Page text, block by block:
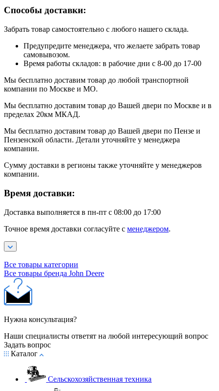
Способы доставки:
Забрать товар самостоятельно с любого нашего склада.
Предупредите менеджера, что желаете забрать товар
самовывозом.
Время работы складов: в рабочие дни с 8-00 до 17-00
Мы бесплатно доставим товар до любой транспортной
компании по Москве и МО.
Мы бесплатно доставим товар до Вашей двери по Москве и в
пределах 20км МКАД.
Мы бесплатно доставим товар до Вашей двери по Пензе и
Пензенской области. Детали уточняйте у менеджера
компании.
Сумму доставки в регионы также уточняйте у менеджеров
компании.
Время доставки:
Доставка выполняется в пн-пт с 08:00 до 17:00
Точное время доставки согласуйте с менеджером.
Все товары категории
Все товары бренда John Deere
Нужна консультация?
Наши специалисты ответят на любой интересующий вопрос
Задать вопрос
Каталог
Сельскохозяйственная техника